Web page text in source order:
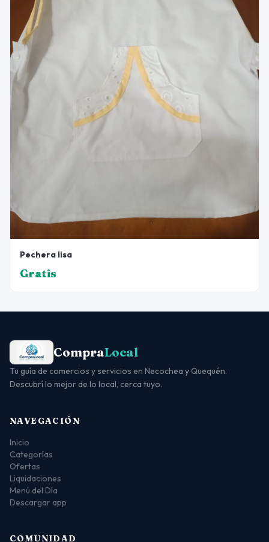
Pechera lisa
Gratis
CompraLocal
Tu guía de comercios y servicios en Necochea y Quequén.
Descubrí lo mejor de lo local, cerca tuyo.
NAVEGACIÓN
Inicio
Categorías
Ofertas
Liquidaciones
Menú del Día
Descargar app
COMUNIDAD